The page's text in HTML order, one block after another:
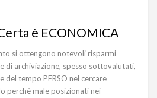
è ECONOMICA
si ottengono notevoli risparmi
di archiviazione, spesso sottovalutati,
del tempo PERSO nel cercare
perchè male posizionati nei